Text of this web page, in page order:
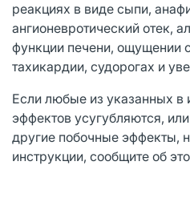
реакциях в виде сыпи,
ангионевротический отек,
функции печени, ощущении
тахикардии, судорогах и
Если любые из указанных в
эффектов усугубляются,
другие побочные
инструкции, сообщите об